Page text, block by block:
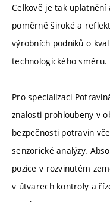
Celkově je tak
poměrně široké a
výrobních podniků o
technologického směru.
Pro specializaci
znalosti prohloubeny v
bezpečnosti potravin
senzorické analýzy.
pozice v rozvinutém
v útvarech kontroly a